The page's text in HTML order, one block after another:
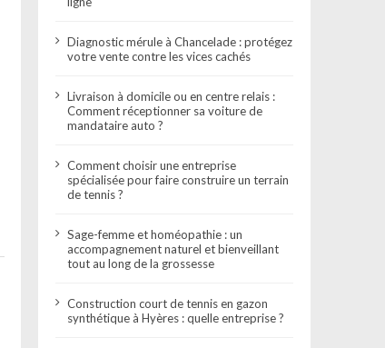
Diagnostic mérule à Chancelade : protégez
votre vente contre les vices cachés
Livraison à domicile ou en centre relais :
Comment réceptionner sa voiture de
mandataire auto ?
Comment choisir une entreprise
spécialisée pour faire construire un terrain
de tennis ?
Sage-femme et homéopathie : un
accompagnement naturel et bienveillant
tout au long de la grossesse
Construction court de tennis en gazon
synthétique à Hyères : quelle entreprise ?